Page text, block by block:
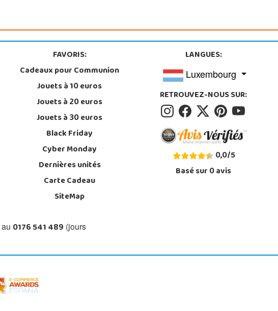
FAVORIS:
Cadeaux pour Communion
Jouets à 10 euros
Jouets à 20 euros
Jouets à 30 euros
Black Friday
Cyber Monday
Dernières unités
Carte Cadeau
SiteMap
LANGUES:
Luxembourg
RETROUVEZ-NOUS SUR:
0,0/5
Basé sur0avis
au 0176 541 489 (jours